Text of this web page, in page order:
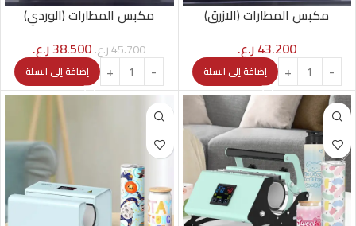
مكبس المطارات (الازرق)
43.200ر.ع.
إضافة إلى السلة
مكبس المطارات (الوردي)
45.700ر.ع.38.500ر.ع.
إضافة إلى السلة